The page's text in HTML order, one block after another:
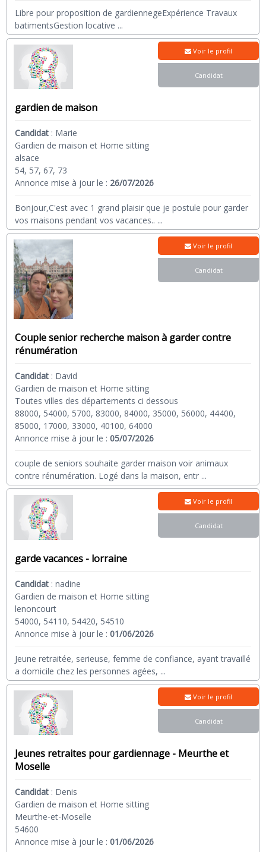
Libre pour proposition de gardiennegeExpérience Travaux
batimentsGestion locative ...
gardien de maison
Candidat : Marie
Gardien de maison et Home sitting
alsace
54, 57, 67, 73
Annonce mise à jour le : 26/07/2026
Bonjour,C'est avec 1 grand plaisir que je postule pour garder
vos maisons pendant vos vacances.. ...
Voir le profil
Candidat
Couple senior recherche maison à garder contre
rénumération
Candidat : David
Gardien de maison et Home sitting
Toutes villes des départements ci dessous
88000, 54000, 5700, 83000, 84000, 35000, 56000, 44400,
85000, 17000, 33000, 40100, 64000
Annonce mise à jour le :05/07/2026
couple de seniors souhaite garder maison voir animaux
contre rénumération. Logé dans la maison, entr ...
Voir le profil
Candidat
garde vacances - lorraine
Candidat :nadine
Gardien de maison et Home sitting
lenoncourt
54000, 54110, 54420, 54510
Annonce mise à jour le :01/06/2026
Jeune retraitée, serieuse, femme de confiance, ayant travaillé
a domicile chez les personnes agées, ...
Voir le profil
Candidat
Jeunes retraites pour gardiennage - Meurthe et
Moselle
Candidat : Denis
Gardien de maison et Home sitting
Meurthe-et-Moselle
54600
Annonce mise à jour le :01/06/2026
Voir le profil
Candidat